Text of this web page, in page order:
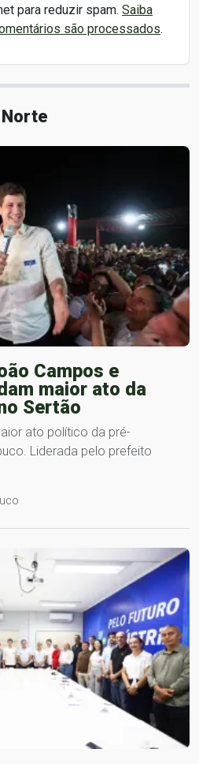
para reduzir spam. Saiba
são processados.
Campos e
maior ato da
Sertão
ato político da pré-
Liderada pelo prefeito